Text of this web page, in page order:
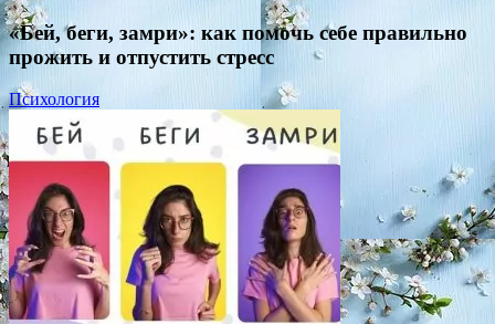
«Бей, беги, замри»: как помочь себе правильно
прожить и отпустить стресс
Психология